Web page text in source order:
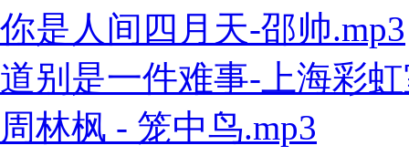
你是人间四月天-邵帅.mp3
道别是一件难事-上海彩
周林枫 - 笼中鸟.mp3